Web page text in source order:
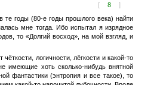
[ 8 ]
те годы (80-е годы прошлого века) найти
мне тогда. Ибо испытал я изрядное
то «Долгий восход», на мой взгляд, и
логичности, лёгкости и какой-то
имеющие хоть сколько-нибудь внятной
фантастики (энтропия и все такое), то